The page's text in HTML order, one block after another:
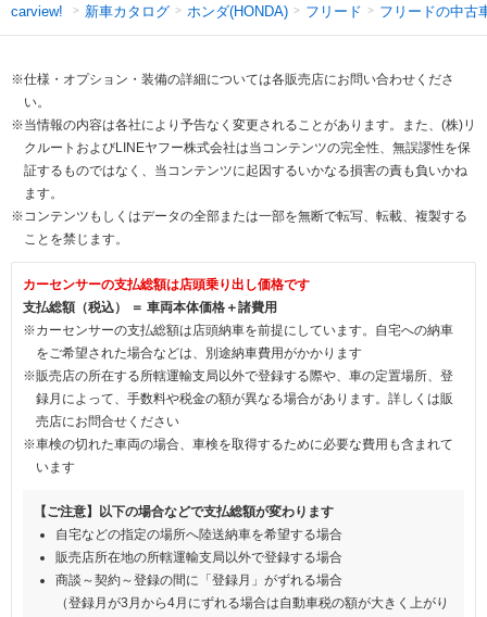
carview! 新車カタログ ホンダ(HONDA) フリード フリードの中古
※仕様・オプション・装備の詳細については各販売店にお問い合わせくださ
い。
※当情報の内容は各社により予告なく変更されることがあります。また、(株)リ
クルートおよびLINEヤフー株式会社は当コンテンツの完全性、無誤謬性を保
証するものではなく、当コンテンツに起因するいかなる損害の責も負いかね
ます。
※コンテンツもしくはデータの全部または一部を無断で転写、転載、複製する
ことを禁じます。
カーセンサーの支払総額は店頭乗り出し価格です
支払総額（税込） ＝ 車両本体価格＋諸費用
※カーセンサーの支払総額は店頭納車を前提にしています。自宅への納車
をご希望された場合などは、別途納車費用がかかります
※販売店の所在する所轄運輸支局以外で登録する際や、車の定置場所、登
録月によって、手数料や税金の額が異なる場合があります。詳しくは販
売店にお問合せください
※車検の切れた車両の場合、車検を取得するために必要な費用も含まれて
います
【ご注意】以下の場合などで支払総額が変わります
自宅などの指定の場所へ陸送納車を希望する場合
販売店所在地の所轄運輸支局以外で登録する場合
商談～契約～登録の間に「登録月」がずれる場合
（登録月が3月から4月にずれる場合は自動車税の額が大きく上がり